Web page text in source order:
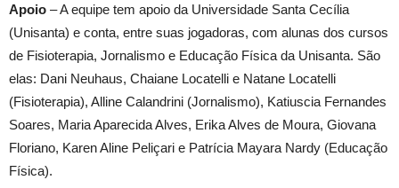
Apoio – A equipe tem apoio da Universidade Santa Cecília
(Unisanta) e conta, entre suas jogadoras, com alunas dos cursos
de Fisioterapia, Jornalismo e Educação Física da Unisanta. São
elas: Dani Neuhaus, Chaiane Locatelli e Natane Locatelli
(Fisioterapia), Alline Calandrini (Jornalismo), Katiuscia Fernandes
Soares, Maria Aparecida Alves, Erika Alves de Moura, Giovana
Floriano, Karen Aline Peliçari e Patrícia Mayara Nardy (Educação
Física).